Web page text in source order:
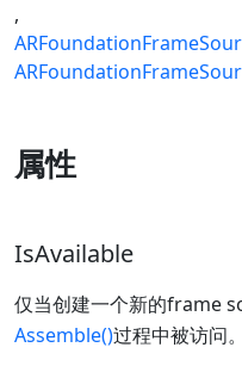
属性
IsAvailable
仅当创建一个新的frame
Assemble()过程中被访问。